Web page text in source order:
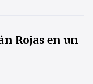
Rojas en un